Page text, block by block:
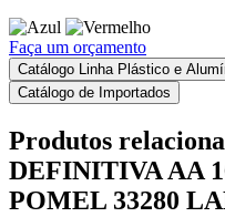
Faça um orçamento
Catálogo Linha Plástico e
Catálogo de Importados
Produtos
DEFINITIVA AA
POMEL 33280